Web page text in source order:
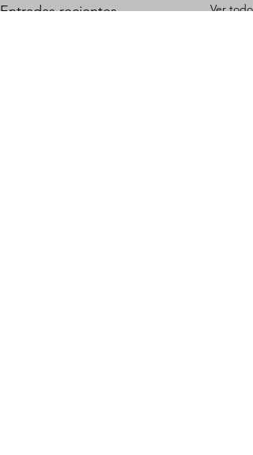
Entradas recientes Ver todo